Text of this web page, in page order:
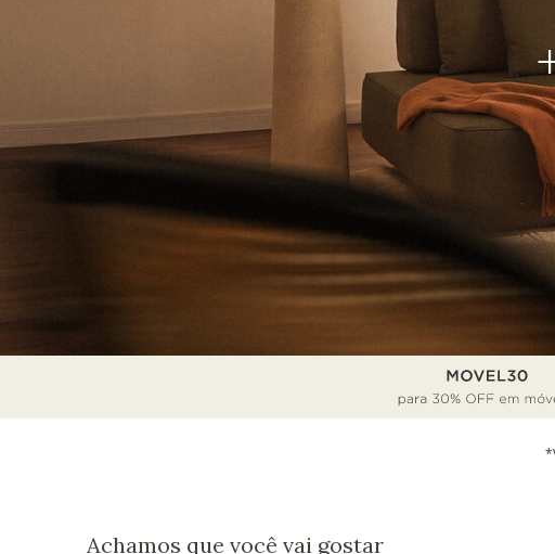
Achamos que você vai gostar